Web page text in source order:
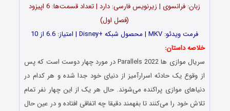
زبان: فرانسوی | زیرنویس فارسی: دارد | تعداد قسمت‌‌‌‌ها: 6 اپیزود
(فصل اول)
فرمت ویدئو: MKV | محصول شبکه +Disney | امتیاز: 6.6 از 10
خلاصه داستان:
سریال موازی ها Parallels 2022 در مورد چهار دوست است که پس
از وقوع یک حادثه اسرارآمیز از دنیای خود جدا شده و هر کدام در
دنیاهای موازی پراکنده می‌شوند. حال هر یک از این چهار نفر تمام
تلاش خود را می‌کنند تا بفهمند دقیقا چه اتفاقی افتاده و در عین حال